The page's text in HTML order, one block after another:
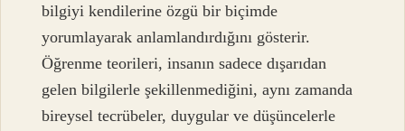
bilgiyi kendilerine özgü bir biçimde
yorumlayarak anlamlandırdığını gösterir.
Öğrenme teorileri, insanın sadece dışarıdan
gelen bilgilerle şekillenmediğini, aynı zamanda
bireysel tecrübeler, duygular ve düşüncelerle